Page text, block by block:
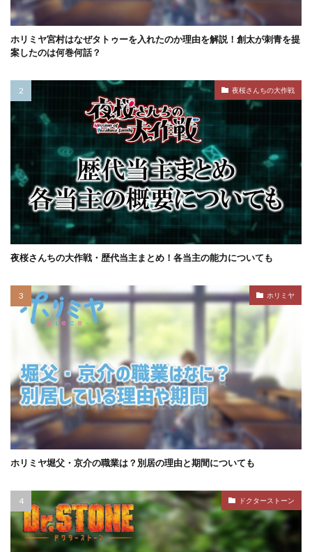
ホリミヤ宮村はなぜタトゥーを入れたのか理由を解説！創太が刺青を提
案したのは何巻何話？
夜桜さんちの大作戦
夜桜さんちの大作戦・歴代当主まとめ！各当主の能力についても
ホリミヤ
ホリミヤ堀父・京介の職業は？別居の理由と期間についても
ドクターストーン